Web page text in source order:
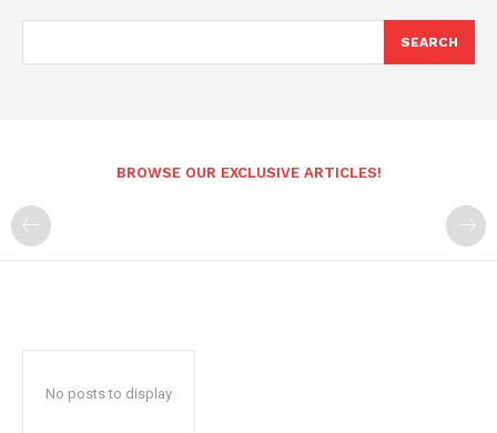
SEARCH
BROWSE OUR EXCLUSIVE ARTICLES!
No posts to display